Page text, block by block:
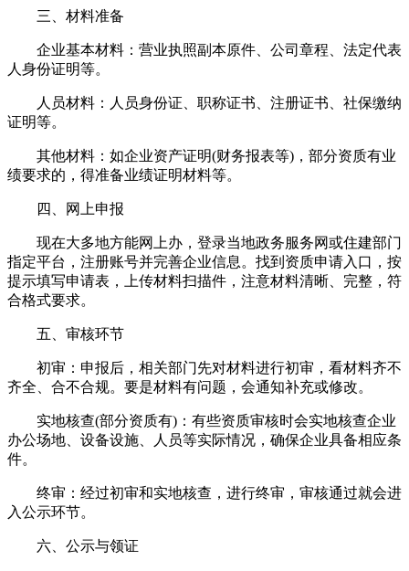
三、材料准备
企业基本材料：营业执照副本原件、公司章程、法定代表
人身份证明等。
人员材料：人员身份证、职称证书、注册证书、社保缴纳
证明等。
其他材料：如企业资产证明(财务报表等)，部分资质有业
绩要求的，得准备业绩证明材料等。
四、网上申报
现在大多地方能网上办，登录当地政务服务网或住建部门
指定平台，注册账号并完善企业信息。找到资质申请入口，按
提示填写申请表，上传材料扫描件，注意材料清晰、完整，符
合格式要求。
五、审核环节
初审：申报后，相关部门先对材料进行初审，看材料齐不
齐全、合不合规。要是材料有问题，会通知补充或修改。
实地核查(部分资质有)：有些资质审核时会实地核查企业
办公场地、设备设施、人员等实际情况，确保企业具备相应条
件。
终审：经过初审和实地核查，进行终审，审核通过就会进
入公示环节。
六、公示与领证